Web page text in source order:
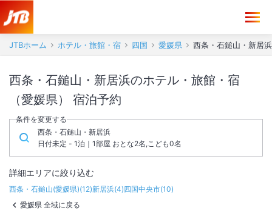
JTBホーム ホテル・旅館・宿 四国 愛媛県 西条・石鎚山・新居
西条・石鎚山・新居浜のホテル・旅館・宿
（愛媛県） 宿泊予約
条件を変更する
西条・石鎚山・新居浜
日付未定 - 1泊｜1部屋 おとな2名,こども0名
詳細エリアに絞り込む
西条・石鎚山(愛媛県)(12)新居浜(4)四国中央市(10)
愛媛県 全域に戻る